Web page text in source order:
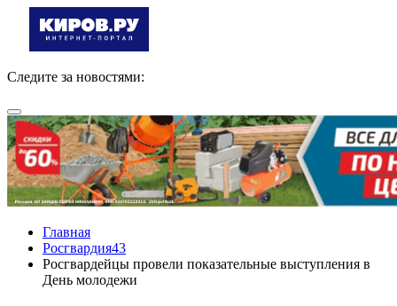
Следите за новостями:
Главная
Росгвардия43
Росгвардейцы провели показательные выступления в
День молодежи